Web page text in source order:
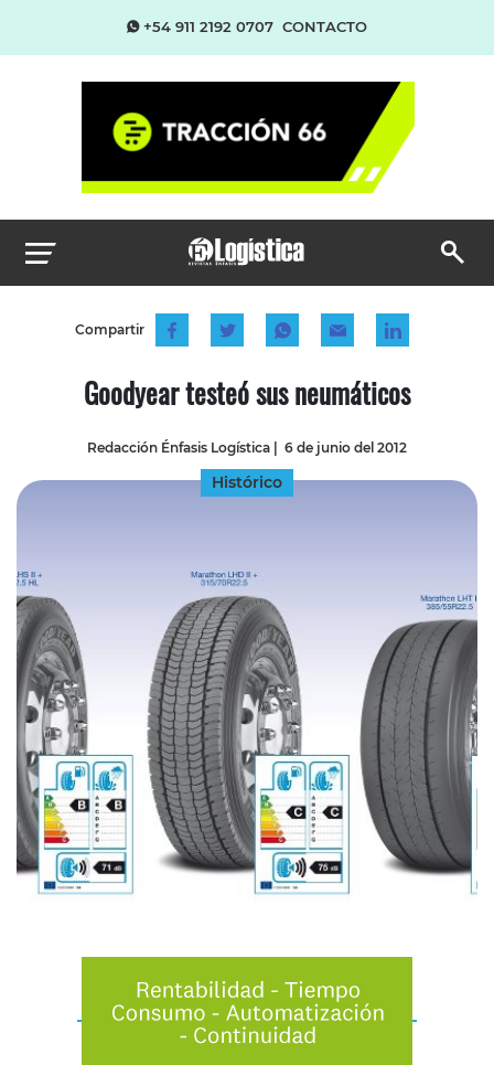
+54 911 2192 0707 CONTACTO
Compartir
Goodyear testeó sus neumáticos
Redacción Énfasis Logística | 6 de junio del 2012
Histórico